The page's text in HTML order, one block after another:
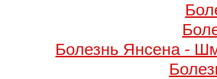
Болезнь Янсена -